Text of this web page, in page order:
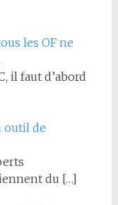
les OF ne
il faut d’abord
outil de
du […]